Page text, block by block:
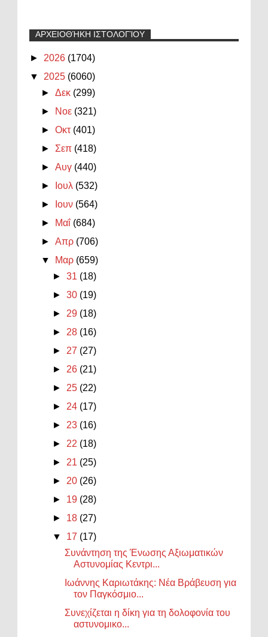
ΑΡΧΕΙΟΘΉΚΗ ΙΣΤΟΛΟΓΊΟΥ
► 2026 (1704)
▼ 2025 (6060)
►Δεκ (299)
►
Νοε (321)
►Οκτ (401)
► Σεπ (418)
►Αυγ (440)
►
Ιουλ (532)
►
Ιουν (564)
►
Μαΐ (684)
►Απρ (706)
▼
Μαρ (659)
►31 (18)
►30 (19)
► 29 (18)
► 28 (16)
► 27 (27)
► 26 (21)
► 25 (22)
► 24 (17)
► 23 (16)
► 22 (18)
► 21 (25)
► 20 (26)
► 19 (28)
► 18 (27)
▼ 17 (17)
Συνάντηση της Ένωσης Αξιωματικών
Αστυνομίας Κεντρι...
Ιωάννης Καριωτάκης: Νέα Βράβευση για
τον Παγκόσμιο...
Συνεχίζεται η δίκη για τη δολοφονία του
αστυνομικο...